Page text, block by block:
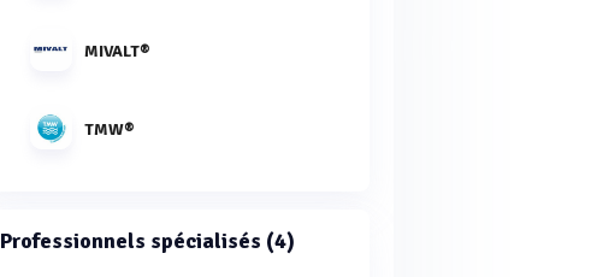
MIVALT®
TMW®
Professionnels spécialisés (4)